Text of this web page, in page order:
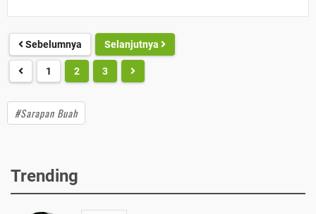
Sebelumnya Selanjutnya
1 2 3
#Sarapan Buah
Trending